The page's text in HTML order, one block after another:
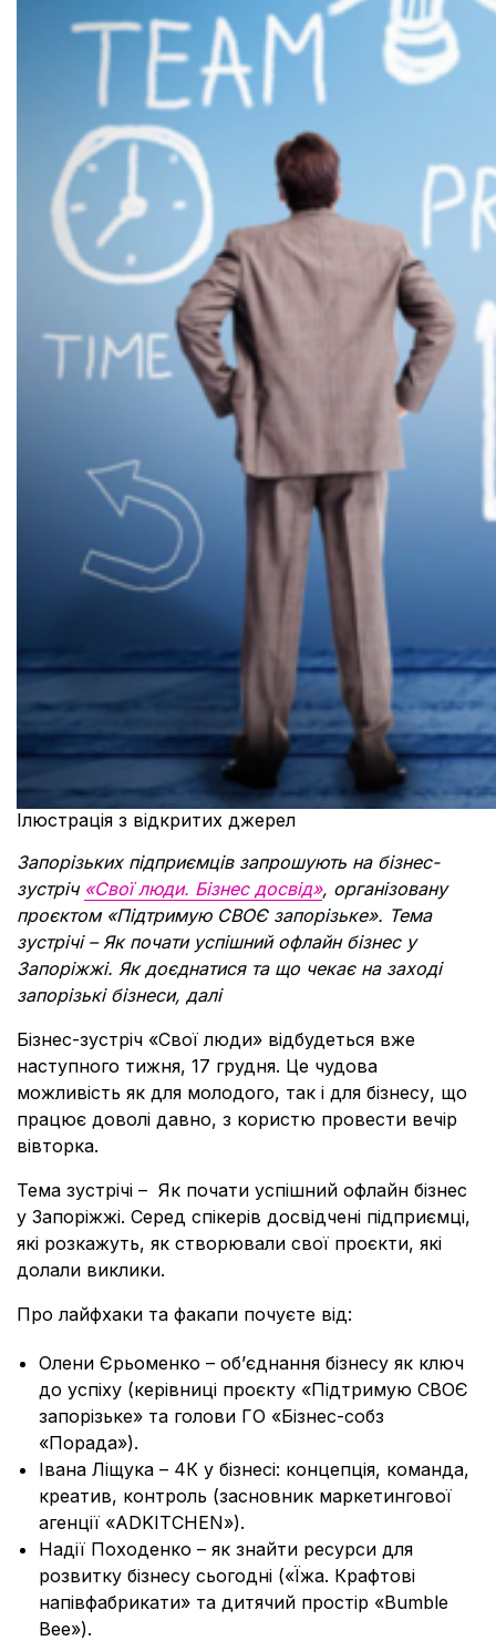
Ілюстрація з відкритих джерел
Запорізьких підприємців запрошують на бізнес-
зустріч «Свої люди. Бізнес досвід», організовану
проєктом «Підтримую СВОЄ запорізьке». Тема
зустрічі – Як почати успішний офлайн бізнес у
Запоріжжі. Як доєднатися та що чекає на заході
запорізькі бізнеси, далі
Бізнес-зустріч «Свої люди» відбудеться вже
наступного тижня, 17 грудня. Це чудова
можливість як для молодого, так і для бізнесу, що
працює доволі давно, з користю провести вечір
вівторка.
Тема зустрічі – Як почати успішний офлайн бізнес
у Запоріжжі. Серед спікерів досвідчені підприємці,
які розкажуть, як створювали свої проєкти, які
долали виклики.
Про лайфхаки та факапи почуєте від:
Олени Єрьоменко – об’єднання бізнесу як ключ
до успіху (керівниці проєкту «Підтримую СВОЄ
запорізьке» та голови ГО «Бізнес-собз
«Порада»).
Івана Ліщука – 4К у бізнесі: концепція, команда,
креатив, контроль (засновник маркетингової
агенції «ADKITCHEN»).
Надії Походенко – як знайти ресурси для
розвитку бізнесу сьогодні («Їжа. Крафтові
напівфабрикати» та дитячий простір «Bumble
Bee»).